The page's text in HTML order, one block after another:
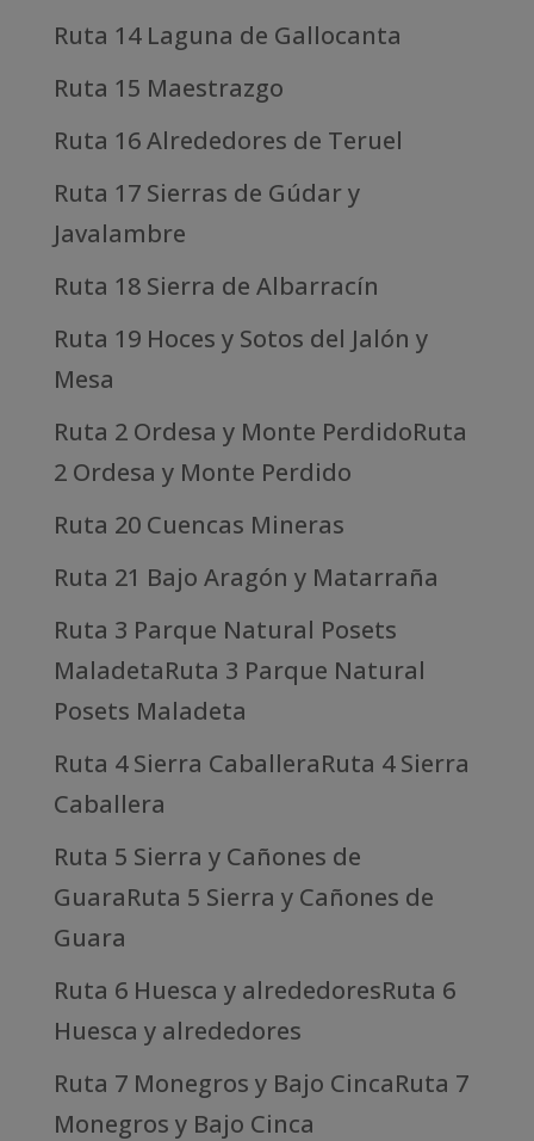
Ruta 14 Laguna de Gallocanta
Ruta 15 Maestrazgo
Ruta 16 Alrededores de Teruel
Ruta 17 Sierras de Gúdar y
Javalambre
Ruta 18 Sierra de Albarracín
Ruta 19 Hoces y Sotos del Jalón y
Mesa
Ruta 2 Ordesa y Monte PerdidoRuta
2 Ordesa y Monte Perdido
Ruta 20 Cuencas Mineras
Ruta 21 Bajo Aragón y Matarraña
Ruta 3 Parque Natural Posets
MaladetaRuta 3 Parque Natural
Posets Maladeta
Ruta 4 Sierra CaballeraRuta 4 Sierra
Caballera
Ruta 5 Sierra y Cañones de
GuaraRuta 5 Sierra y Cañones de
Guara
Ruta 6 Huesca y alrededoresRuta 6
Huesca y alrededores
Ruta 7 Monegros y Bajo CincaRuta 7
Monegros y Bajo Cinca